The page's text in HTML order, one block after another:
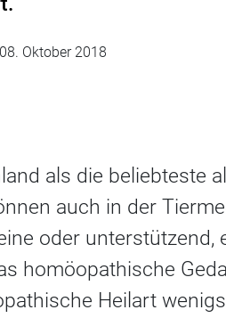
08. Oktober 2018
als die beliebteste
auch in der
oder unterstützend,
homöopathische
Heilart